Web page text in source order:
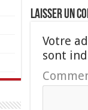
Laisser un
Votre
sont